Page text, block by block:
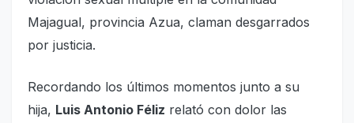
Majagual, provincia Azua, claman desgarrados
por justicia.
Recordando los últimos momentos junto a su
hija, Luis Antonio Féliz relató con dolor las